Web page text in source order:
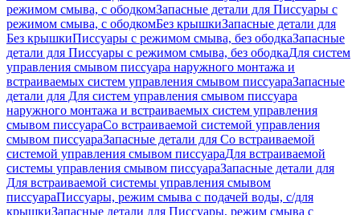
режимом смыва, с ободкомЗапасные детали для Писсуары с
режимом смыва, с ободкомБез крышкиЗапасные детали для
Без крышкиПиссуары с режимом смыва, без ободкаЗапасные
детали для Писсуары с режимом смыва, без ободкаДля систем
управления смывом писсуара наружного монтажа и
встраиваемых систем управления смывом писсуараЗапасные
детали для Для систем управления смывом писсуара
наружного монтажа и встраиваемых систем управления
смывом писсуараСо встраиваемой системой управления
смывом писсуараЗапасные детали для Со встраиваемой
системой управления смывом писсуараДля встраиваемой
системы управления смывом писсуараЗапасные детали для
Для встраиваемой системы управления смывом
писсуараПиссуары, режим смыва с подачей воды, с/для
крышкиЗапасные детали для Писсуары, режим смыва с